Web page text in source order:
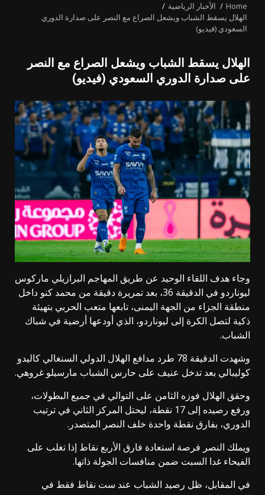
Home
الأخبار الرياضية
الهلال يسقط الشباب ويشعل الصراع مع النصر على صدارة الدوري
السعودي (فيديو)
الهلال يسقط الشباب ويشعل الصراع مع النصر
على صدارة الدوري السعودي (فيديو)
وجاء هدف اللقاء الوحيد عن طريق المهاجم البرازيلي ماركوس
ليوناردو في الدقيقة 36، بعد تمريرة دقيقة من محمد كنو داخل
منطقة الجزاء من الجهة اليمنى، تابعها متعب الحربي بتهيئة
ذكية لتصل الكرة إلى ليوناردو، الذي أودعها أرضية في شباك
الشباب.
وشهدت الدقيقة 78 طرد مدافع الهلال الدولي السنغالي كاليدو
كوليبالي بعد تدخل عنيف على حارس الشباب مارسيلو غروهي.
وحقق الهلال فوزه الثامن على التوالي في جميع البطولات،
ورفع رصيده إلى 17 نقطة، ليحتل المركز الثاني في ترتيب
الدوري، بفارق نقطة واحدة خلف النصر المتصدر.
ويملك النصر فرصة استعادة فارق الأربع نقاط إذا تغلب على
الفيحاء غدا السبت ضمن منافسات الجولة ذاتها.
في المقابل، ظل رصيد الشباب عند ست نقاط فقط في